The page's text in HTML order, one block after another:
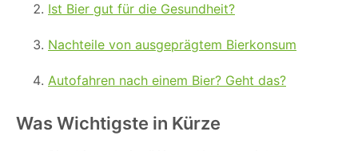
Ist Bier gut für die Gesundheit?
Nachteile von ausgeprägtem Bierkonsum
Autofahren nach einem Bier? Geht das?
Was Wichtigste in Kürze